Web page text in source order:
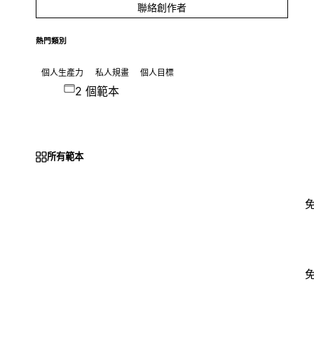
聯絡創作者
熱門類別
個人生產力 私人規畫 個人目標
2 個範本
所有範本